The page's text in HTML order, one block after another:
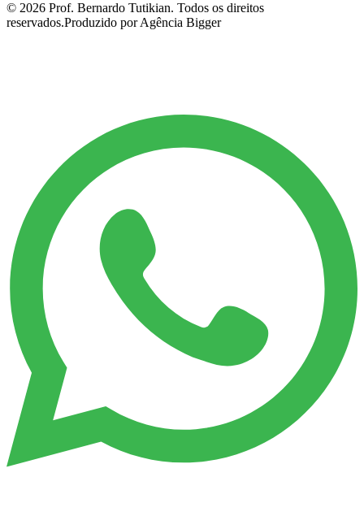
© 2026 Prof. Bernardo Tutikian. Todos os direitos
reservados.Produzido por Agência Bigger